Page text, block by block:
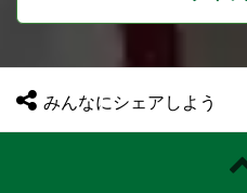
みんなにシェアしよう